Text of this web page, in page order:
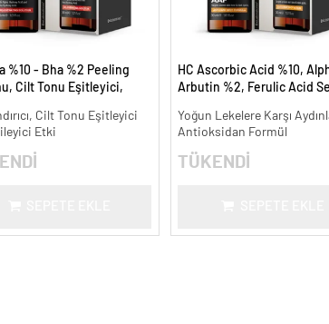
%10 - Bha %2 Peeling
Cilt Tonu Eşitleyici,
Cilt Tonu Eşitleyici
Etki
HC Ascorbic Acid %10,
Arbutin %2, Ferulic Acid
ml.
Yoğun Lekelere Karşı
Antioksidan Formül
TÜKENDİ